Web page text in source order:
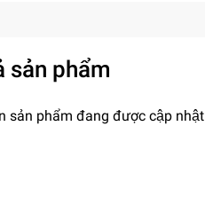
sản phẩm
sản phẩm đang được cập nhật